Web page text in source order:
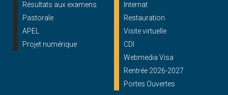
Résultats aux examens
Pastorale
APEL
Projet numérique
Internat
Restauration
Visite virtuelle
CDI
Webmedia Visa
Rentrée 2026-2027
Portes Ouvertes